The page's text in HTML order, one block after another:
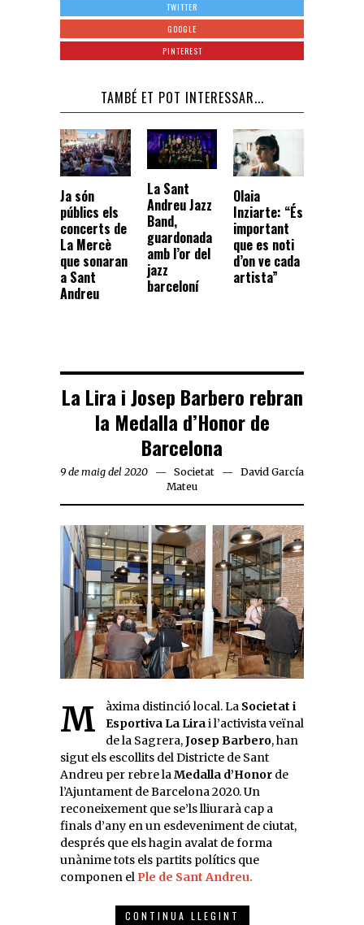
TWITTER
GOOGLE
PINTEREST
TAMBÉ ET POT INTERESSAR...
Ja són
públics els
concerts de
La Mercè
que sonaran
a Sant
Andreu
La Sant
Andreu Jazz
Band,
guardonada
amb l’or del
jazz
barceloní
Olaia
Inziarte: “És
important
que es noti
d’on ve cada
artista”
La Lira i Josep Barbero rebran
la Medalla d’Honor de
Barcelona
9 de maig del 2020 Societat
David García
Mateu
Màxima distinció local. La Societat i
Esportiva La Lirai l’activista veïnal
de la Sagrera,Josep Barbero, han
sigut els escollits del Districte de Sant
Andreu per rebre laMedalla d’Honor de
l’Ajuntament de Barcelona 2020. Un
reconeixement que se’ls lliurarà cap a
finals d’any en un esdeveniment de ciutat,
després que els hagin avalat de forma
unànime tots els partits polítics que
componen el Ple de Sant Andreu.
CONTINUA LLEGINT